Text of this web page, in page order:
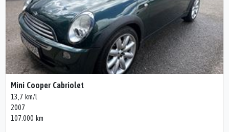
Mini Cooper Cabriolet
13,7 km/l
2007
107.000 km